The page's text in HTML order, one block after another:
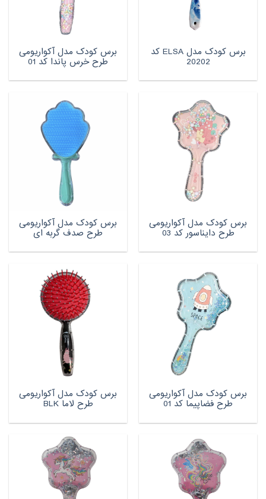
برس کودک مدل ELSA کد
20202
برس کودک مدل آکواریومی
طرح خرس پاندا کد 01
برس کودک مدل آکواریومی
طرح دایناسور کد 03
برس کودک مدل آکواریومی
طرح صدف گربه ای
برس کودک مدل آکواریومی
طرح فضاپیما کد 01
برس کودک مدل آکواریومی
طرح لاما BLK